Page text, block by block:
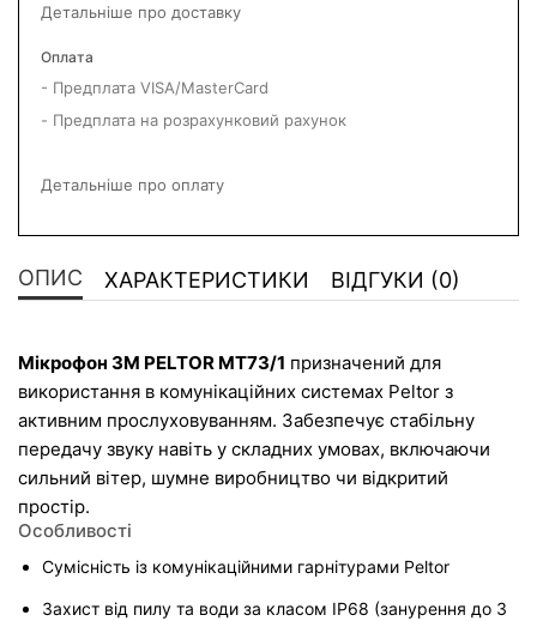
Детальніше про доставку
Оплата
- Предплата VISA/MasterCard
- Предплата на розрахунковий рахунок
Детальніше про оплату
ОПИС ХАРАКТЕРИСТИКИ ВІДГУКИ (0)
Мікрофон 3M PELTOR MT73/1 призначений для
використання в комунікаційних системах Peltor з
активним прослуховуванням. Забезпечує стабільну
передачу звуку навіть у складних умовах, включаючи
сильний вітер, шумне виробництво чи відкритий
простір.
Особливості
Сумісність із комунікаційними гарнітурами Peltor
Захист від пилу та води за класом IP68 (занурення до 3